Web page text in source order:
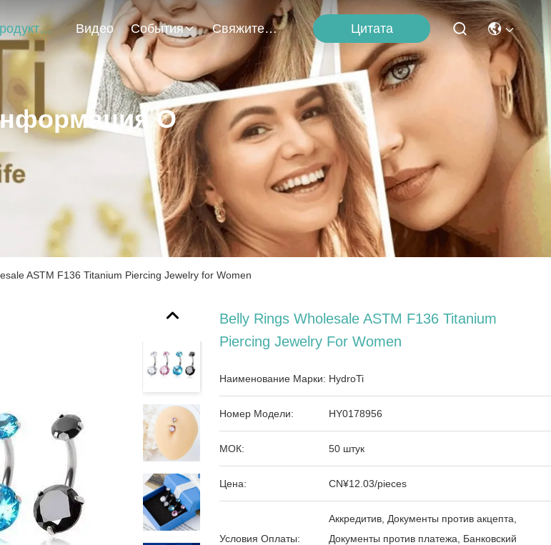
Продукты Видео События Свяжитесь С Нами Цитата
О
ASTM F136 Titanium Piercing Jewelry for Women
Belly Rings Wholesale ASTM F136 Titanium
Piercing Jewelry For Women
Наименование Марки: HydroTi
Номер Модели: HY0178956
МОК: 50 штук
Цена: CN¥12.03/pieces
Условия Оплаты:
Аккредитив, Документы против акцепта,
Документы против платежа, Банковский